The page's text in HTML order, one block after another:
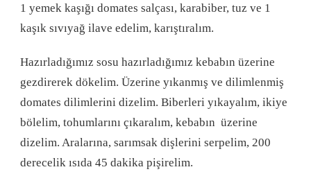
1 yemek kaşığı domates salçası, karabiber, tuz ve 1
kaşık sıvıyağ ilave edelim, karıştıralım.
Hazırladığımız sosu hazırladığımız kebabın üzerine
gezdirerek dökelim. Üzerine yıkanmış ve dilimlenmiş
domates dilimlerini dizelim. Biberleri yıkayalım, ikiye
bölelim, tohumlarını çıkaralım, kebabın üzerine
dizelim. Aralarına, sarımsak dişlerini serpelim, 200
derecelik ısıda 45 dakika pişirelim.